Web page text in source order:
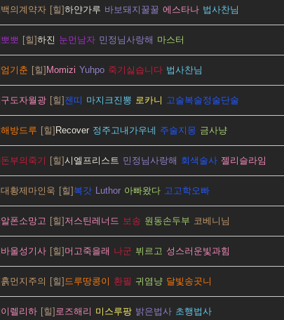
백의계약자 하얀가루 바보돼지꿀꿀 에스타나 법사찬님
뽀뽀 하진 눈먼남자 민정님사랑해 마스터
엄기춘 Momizi Yuhpo 죽기싫습니다 법사찬님
구도자월광 젠띠 마지크진뽕 로카니 고술복술정술단술
해방드루 Recover 정주고내가우네 주술지몽 금사냥
돈부의죽기 시엘프리스트 민정님사랑해 회색술사 젤리슬라임
대황제마인욱 복갓 Luthor 아빠왔다 고고학오빠
알폰소망고 저스틴레너드 보송 원동손두부 코베니님
바울성기사 머고죽을래 나군 뷔르고 성스러운빛과힘
흙먼지주의 드루땅콩이 환필 귀염냥 달빛송곳니
이렐리하 로즈해리 미스루팡 밝은법사 초행법사